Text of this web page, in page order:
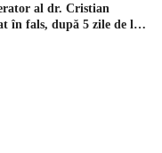
al dr. Cristian
în fals, după 5 zile de la